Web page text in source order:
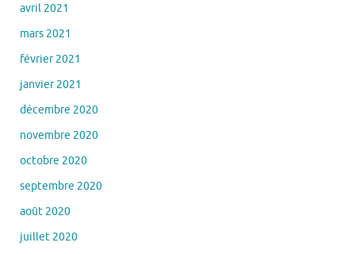
avril 2021
mars 2021
février 2021
janvier 2021
décembre 2020
novembre 2020
octobre 2020
septembre 2020
août 2020
juillet 2020